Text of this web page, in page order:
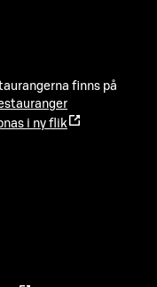
finns på
i ny flik